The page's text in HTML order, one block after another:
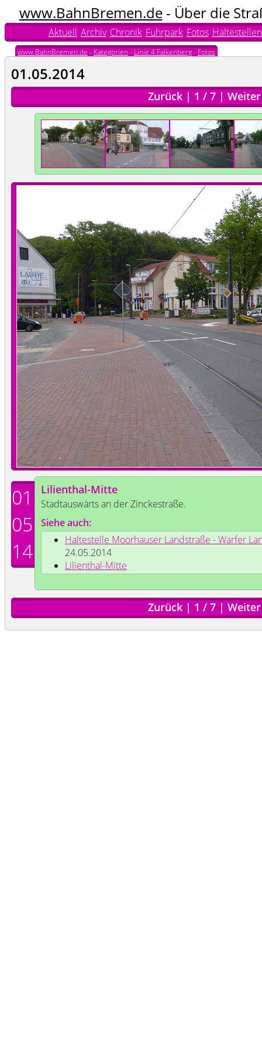
www.BahnBremen.de- Über die
Aktuell Archiv Chronik Fuhrpark Fotos Haltestellen
www.BahnBremen.de - Kategorien - Linie 4 Falkenberg- Fotos
01.05.2014
Zurück | 1 / 7 | Weiter
01
05
14
Lilienthal-Mitte
Stadtauswärts an der Zinckestraße.
Siehe auch:
Haltestelle Moorhauser Landstraße - Warfer
24.05.2014
Lilienthal-Mitte
Zurück | 1 / 7 | Weiter